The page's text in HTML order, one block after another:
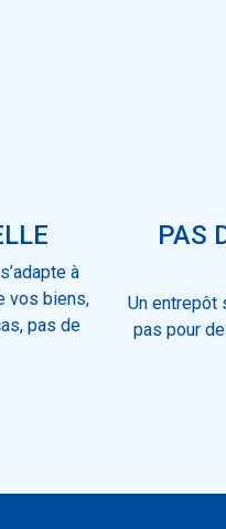
à
vos biens,
pas de
PAS
Un entrepôt
pas pour